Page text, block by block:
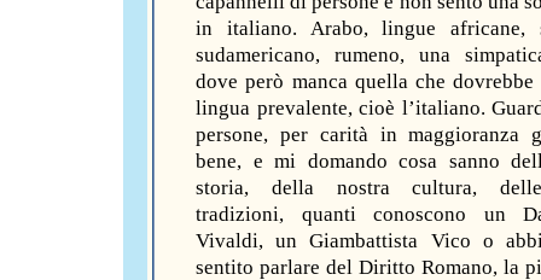
in italiano. Arabo, lingue africane,
sudamericano, rumeno, una
dove però manca quella che dovrebbe
lingua prevalente, cioè l’italiano.
persone, per carità in maggioranza
bene, e mi domando cosa sanno
storia, della nostra cultura,
tradizioni, quanti conoscono un
Vivaldi, un Giambattista Vico o
sentito parlare del Diritto Romano, la